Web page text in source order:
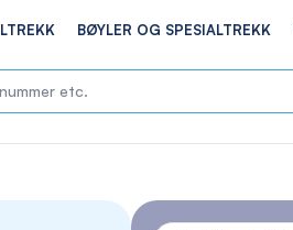
BØYLER OG SPESIALTREKK
Skip